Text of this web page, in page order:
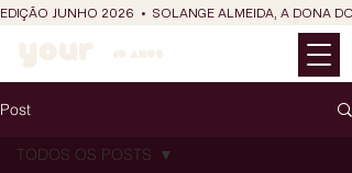
EDIÇÃO JUNHO 2026  •  SOLANGE ALMEIDA, A DONA
Post
TODOS OS POSTS